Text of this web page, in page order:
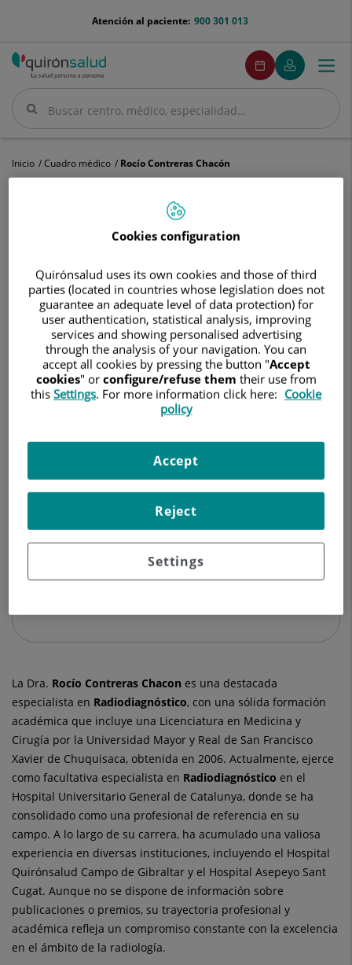
menu-
900 301 013
Atención al paciente:
Buscar
Buscar
menuPedirCita
Pedir
cita
Mi
Quirónsalud
Menú
Inicio Cuadro médico Rocío Contreras Chacón
Chacón
RocíoContreras Chacón
FACULTATIVO ESPECIALISTA RADIODIAGNÓSTICO
RADIODIAGNÓSTICO
Pedir cita
Hospital Universitari General de Catalunya
C/ Pedro i Pons, 1
08190 Sant Cugat del Vallés Barcelona
935 656 000
La Dra. Rocío Contreras Chacon es una destacada
especialista en Radiodiagnóstico, con una sólida formación
académica que incluye una Licenciatura en Medicina y
Cirugía por la Universidad Mayor y Real de San Francisco
Xavier de Chuquisaca, obtenida en 2006. Actualmente, ejerce
como facultativa especialista en Radiodiagnóstico en el
Hospital Universitario General de Catalunya, donde se ha
consolidado como una profesional de referencia en su
campo. A lo largo de su carrera, ha acumulado una valiosa
experiencia en diversas instituciones, incluyendo el Hospital
Quirónsalud Campo de Gibraltar y el Hospital Asepeyo Sant
Cugat. Aunque no se dispone de información sobre
publicaciones o premios, su trayectoria profesional y
académica refleja un compromiso constante con la excelencia
en el ámbito de la radiología.
Cookies configuration
Quirónsalud uses its own cookies and those of third
parties (located in countries whose legislation does not
guarantee an adequate level of data protection) for
user authentication, statistical analysis, improving
services and showing personalised advertising
through the analysis of your navigation. You can
accept all cookies by pressing the button "Accept
cookies" or configure/refuse them their use from
this Settings. For more information click here: Cookie
policy
Settings
Reject
Accept